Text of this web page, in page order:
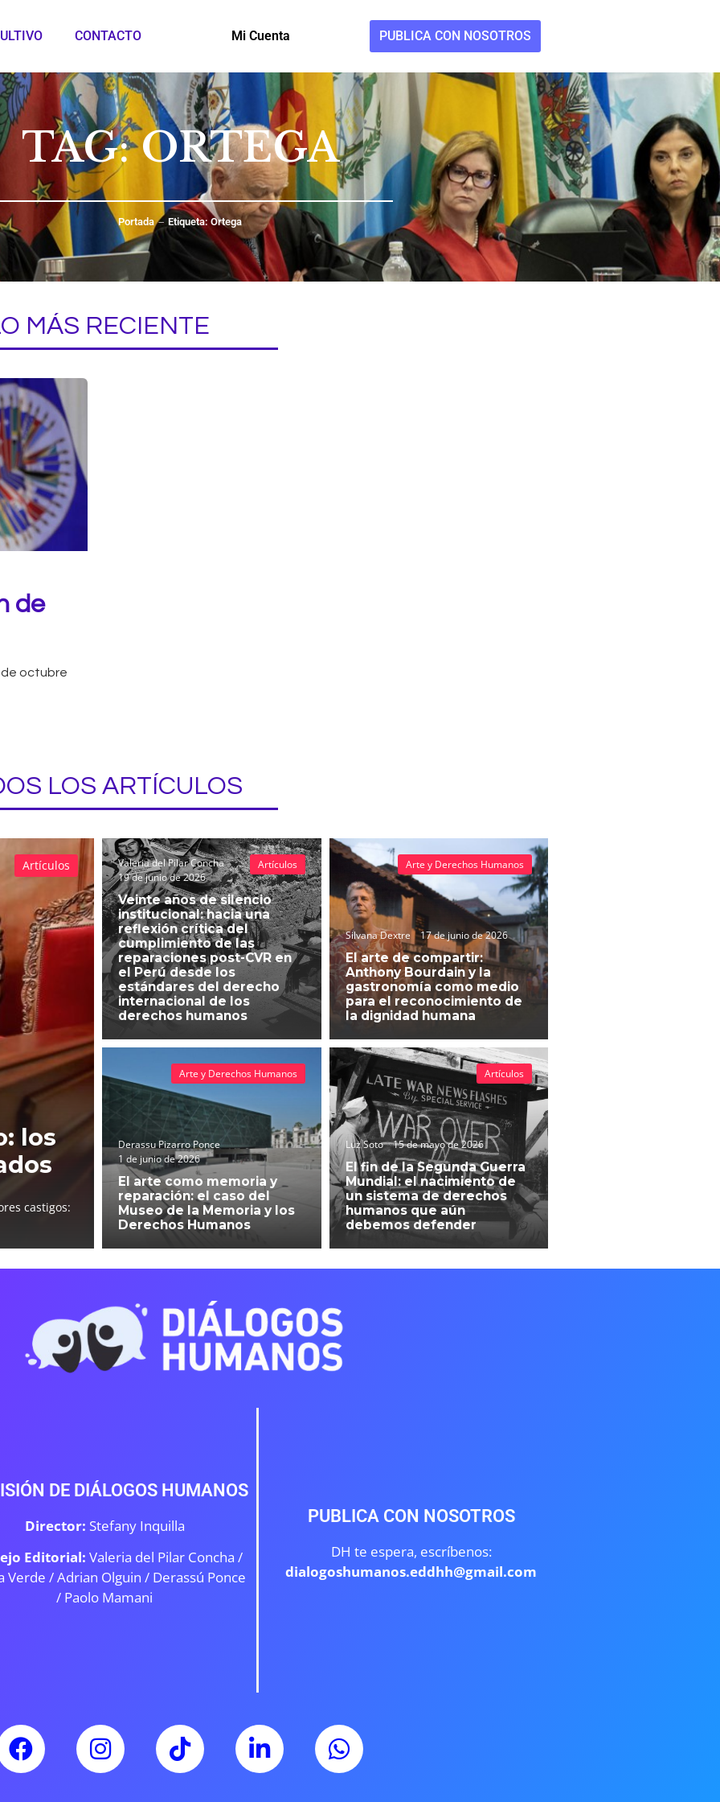
CONTACTO Mi Cuenta PUBLICA CON NOSOTROS
TAG: ORTEGA
Portada Etiqueta: Ortega
MÁS RECIENTE
de
de octubre
LOS ARTÍCULOS
los
castigos:
Artículos
Valeria del Pilar Concha
19 de junio de 2026
Veinte años de silencio
institucional: hacia una
reflexión crítica del
cumplimiento de las
reparaciones post-CVR en
el Perú desde los
estándares del derecho
internacional de los
derechos humanos
Artículos
Silvana Dextre 17 de junio de 2026
El arte de compartir:
Anthony Bourdain y la
gastronomía como medio
para el reconocimiento de
la dignidad humana
Arte y Derechos Humanos
Derassu Pizarro Ponce
1 de junio de 2026
El arte como memoria y
reparación: el caso del
Museo de la Memoria y los
Derechos Humanos
Arte y Derechos Humanos
Luz Soto 15 de mayo de 2026
El fin de la Segunda Guerra
Mundial: el nacimiento de
un sistema de derechos
humanos que aún
debemos defender
Artículos
DE DIÁLOGOS HUMANOS
Director: Stefany Inquilla
Editorial: Valeria del Pilar Concha /
Verde /Adrian Olguin / Derassú Ponce
/ Paolo Mamani
PUBLICA CON NOSOTROS
DH te espera, escríbenos:
dialogoshumanos.eddhh@gmail.com